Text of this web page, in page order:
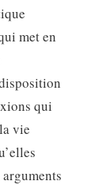
met en
qui
vie